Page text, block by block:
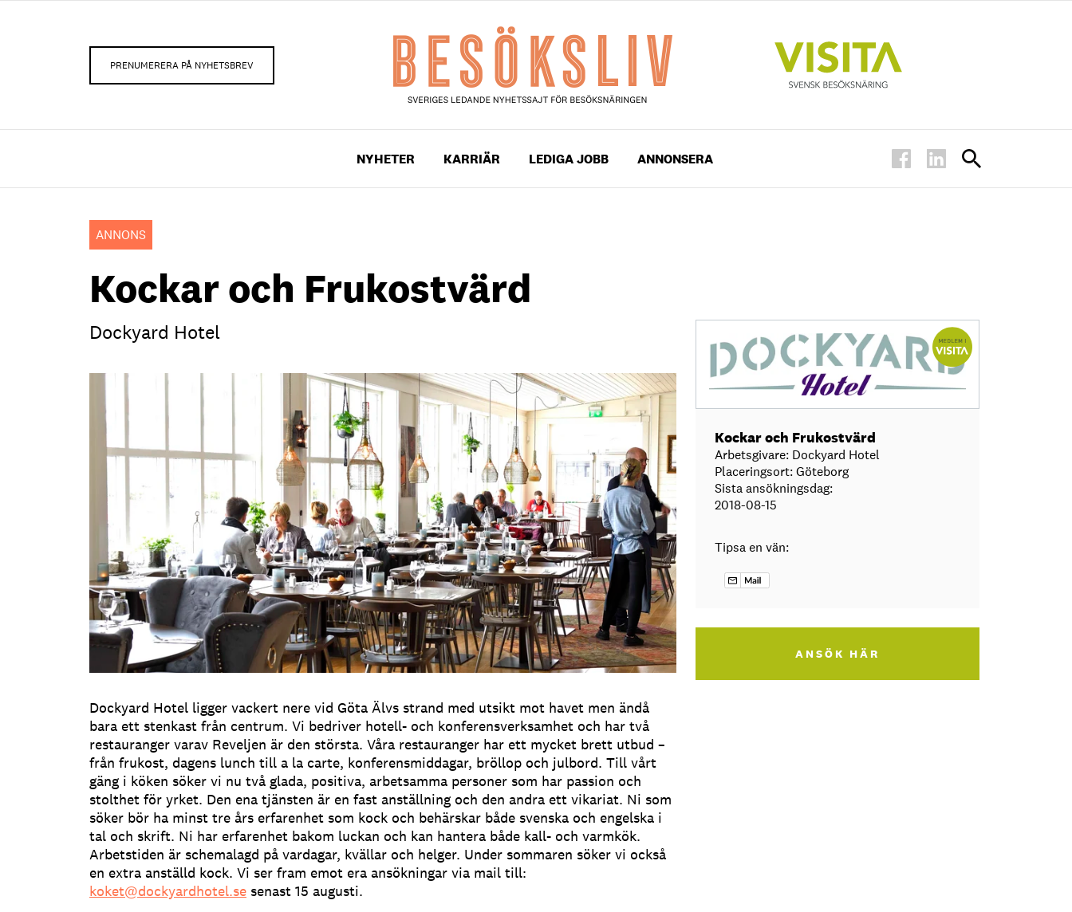
PRENUMERERA PÅ NYHETSBREV
NYHETER KARRIÄR LEDIGA JOBB ANNONSERA
ANNONS
Kockar och Frukostvärd
Dockyard Hotel
Dockyard Hotel ligger vackert nere vid Göta Älvs strand med utsikt mot havet men ändå
bara ett stenkast från centrum. Vi bedriver hotell- och konferensverksamhet och har två
restauranger varav Reveljen är den största. Våra restauranger har ett mycket brett utbud –
från frukost, dagens lunch till a la carte, konferensmiddagar, bröllop och julbord. Till vårt
gäng i köken söker vi nu två glada, positiva, arbetsamma personer som har passion och
stolthet för yrket. Den ena tjänsten är en fast anställning och den andra ett vikariat. Ni som
söker bör ha minst tre års erfarenhet som kock och behärskar både svenska och engelska i
tal och skrift. Ni har erfarenhet bakom luckan och kan hantera både kall- och varmkök.
Arbetstiden är schemalagd på vardagar, kvällar och helger. Under sommaren söker vi också
en extra anställd kock. Vi ser fram emot era ansökningar via mail till:
koket@dockyardhotel.se senast 15 augusti.
Kockar och Frukostvärd
Arbetsgivare: Dockyard Hotel
Placeringsort: Göteborg
Sista ansökningsdag:
2018-08-15
Tipsa en vän:
ANSÖK HÄR